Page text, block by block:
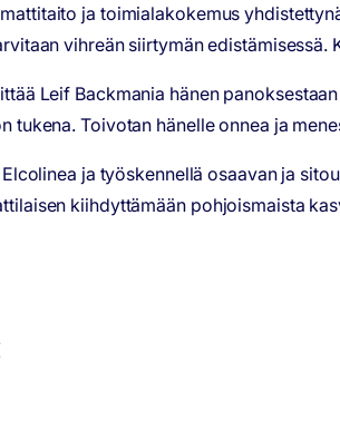
ja toimialakokemus
vihreän siirtymän
Leif Backmania hänen
tukena. Toivotan hänelle onnea ja
ja työskennellä osaavan ja
kiihdyttämään pohjoismaista